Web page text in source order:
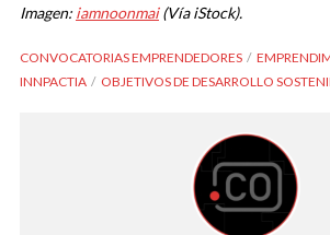
Imagen: iamnoonmai(Vía iStock).
CONVOCATORIAS EMPRENDEDORES
INNPACTIA
OBJETIVOS DE DESARROLLO